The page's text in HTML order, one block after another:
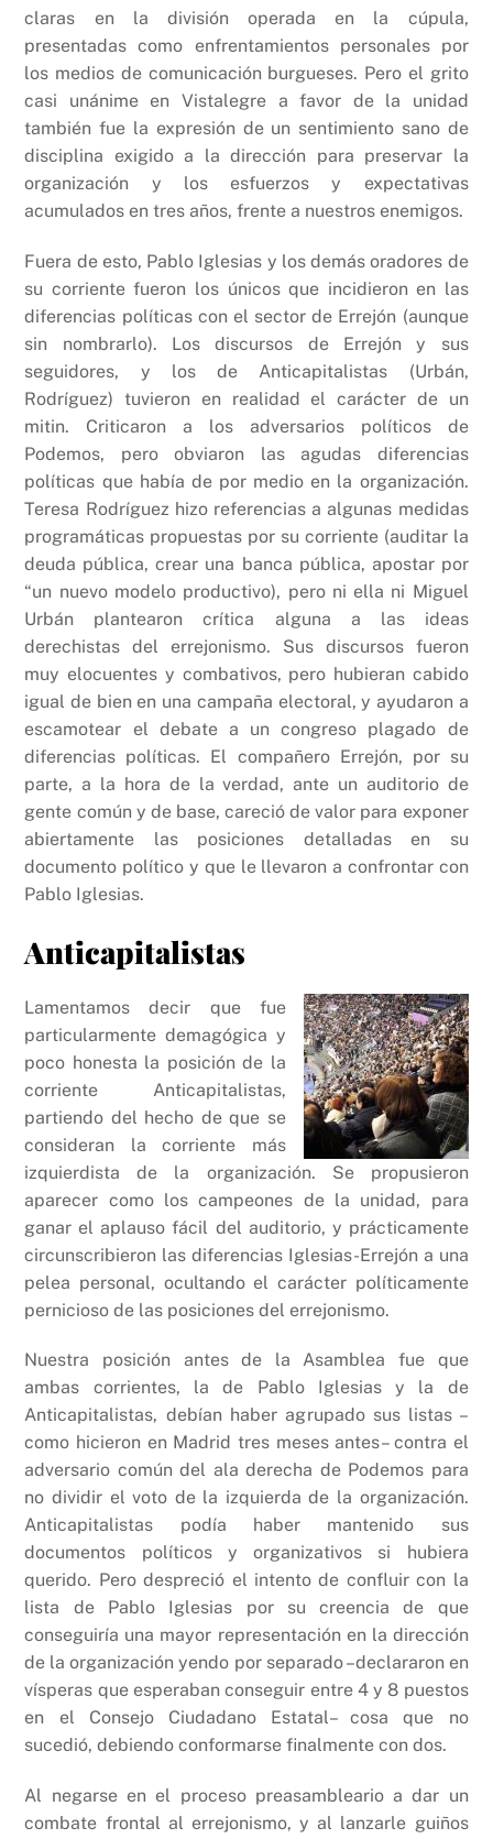
claras en la división operada en la cúpula,
presentadas como enfrentamientos personales por
los medios de comunicación burgueses. Pero el grito
casi unánime en Vistalegre a favor de la unidad
también fue la expresión de un sentimiento sano de
disciplina exigido a la dirección para preservar la
organización y los esfuerzos y expectativas
acumulados en tres años, frente a nuestros enemigos.
Fuera de esto, Pablo Iglesias y los demás oradores de
su corriente fueron los únicos que incidieron en las
diferencias políticas con el sector de Errejón (aunque
sin nombrarlo). Los discursos de Errejón y sus
seguidores, y los de Anticapitalistas (Urbán,
Rodríguez) tuvieron en realidad el carácter de un
mitin. Criticaron a los adversarios políticos de
Podemos, pero obviaron las agudas diferencias
políticas que había de por medio en la organización.
Teresa Rodríguez hizo referencias a algunas medidas
programáticas propuestas por su corriente (auditar la
deuda pública, crear una banca pública, apostar por
“un nuevo modelo productivo), pero ni ella ni Miguel
Urbán plantearon crítica alguna a las ideas
derechistas del errejonismo. Sus discursos fueron
muy elocuentes y combativos, pero hubieran cabido
igual de bien en una campaña electoral, y ayudaron a
escamotear el debate a un congreso plagado de
diferencias políticas. El compañero Errejón, por su
parte, a la hora de la verdad, ante un auditorio de
gente común y de base, careció de valor para exponer
abiertamente las posiciones detalladas en su
documento político y que le llevaron a confrontar con
Pablo Iglesias.
Anticapitalistas
Lamentamos decir que fue
particularmente demagógica y
poco honesta la posición de la
corriente Anticapitalistas,
partiendo del hecho de que se
consideran la corriente más
izquierdista de la organización. Se propusieron
aparecer como los campeones de la unidad, para
ganar el aplauso fácil del auditorio, y prácticamente
circunscribieron las diferencias Iglesias-Errejón a una
pelea personal, ocultando el carácter políticamente
pernicioso de las posiciones del errejonismo.
Nuestra posición antes de la Asamblea fue que
ambas corrientes, la de Pablo Iglesias y la de
Anticapitalistas, debían haber agrupado sus listas –
como hicieron en Madrid tres meses antes– contra el
adversario común del ala derecha de Podemos para
no dividir el voto de la izquierda de la organización.
Anticapitalistas podía haber mantenido sus
documentos políticos y organizativos si hubiera
querido. Pero despreció el intento de confluir con la
lista de Pablo Iglesias por su creencia de que
conseguiría una mayor representación en la dirección
de la organización yendo por separado –declararon en
vísperas que esperaban conseguir entre 4 y 8 puestos
en el Consejo Ciudadano Estatal– cosa que no
sucedió, debiendo conformarse finalmente con dos.
Al negarse en el proceso preasambleario a dar un
combate frontal al errejonismo, y al lanzarle guiños